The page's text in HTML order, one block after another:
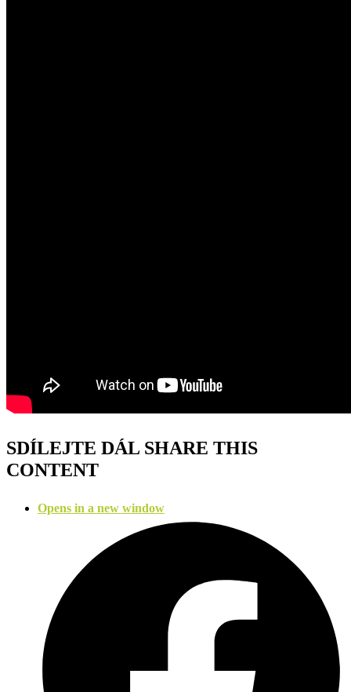
SDÍLEJTE DÁL SHARE THIS
CONTENT
Opens in a new window